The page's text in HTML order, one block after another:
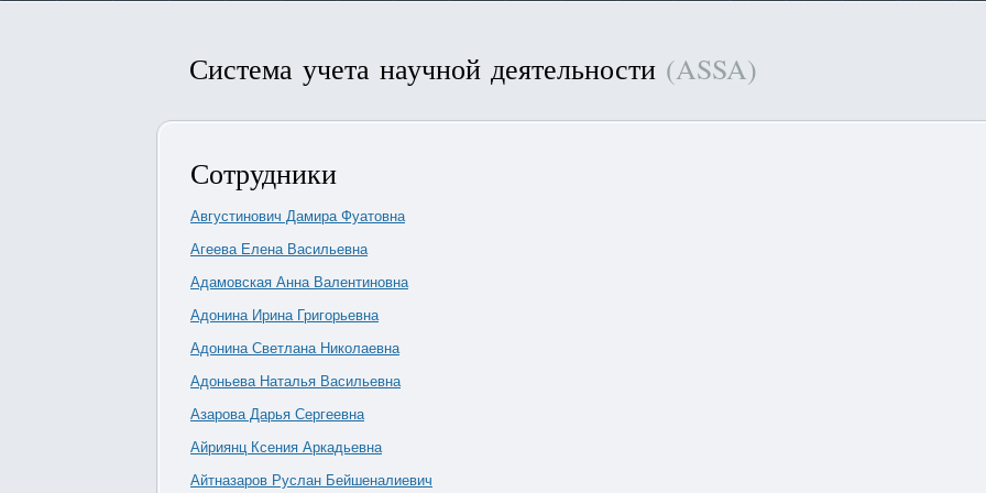
Система учета научной деятельности (ASSA)
Сотрудники
Августинович Дамира Фуатовна
Агеева Елена Васильевна
Адамовская Анна Валентиновна
Адонина Ирина Григорьевна
Адонина Светлана Николаевна
Адоньева Наталья Васильевна
Азарова Дарья Сергеевна
Айриянц Ксения Аркадьевна
Айтназаров Руслан Бейшеналиевич